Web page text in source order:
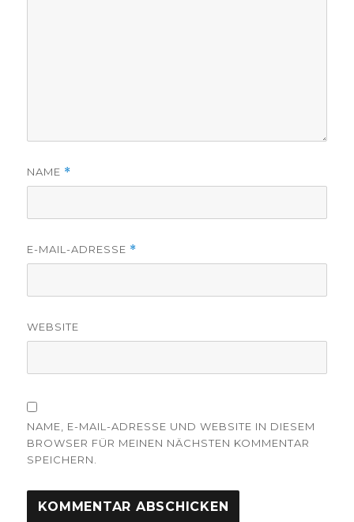
NAME *
E-MAIL-ADRESSE *
WEBSITE
NAME, E-MAIL-ADRESSE UND WEBSITE IN DIESEM
BROWSER FÜR MEINEN NÄCHSTEN KOMMENTAR
SPEICHERN.